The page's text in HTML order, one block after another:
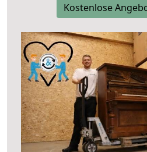
Kostenlose